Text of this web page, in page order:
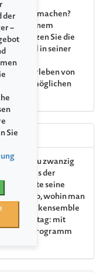
machen?
Mit einem
Sie die
Festival in seiner
Erleben von
ermöglichen
seit genau zwanzig
Kreis der
erblickte seine
also, wohin man
Weltmusikensemble
Geburtstag: mit
Programm
Noten!
der
–
Sie